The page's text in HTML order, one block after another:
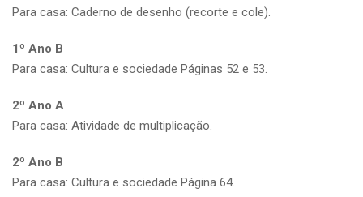
Para casa: Caderno de desenho (recorte e cole).
1º Ano B
Para casa: Cultura e sociedade Páginas 52 e 53.
2º Ano A
Para casa: Atividade de multiplicação.
2º Ano B
Para casa: Cultura e sociedade Página 64.